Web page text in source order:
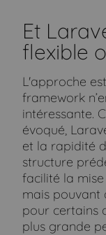
Et
flexible
L'approche
framework
intéressante.
évoqué,
et la rapidité
structure
facilité la
mais pouvant
pour certains
plus grande